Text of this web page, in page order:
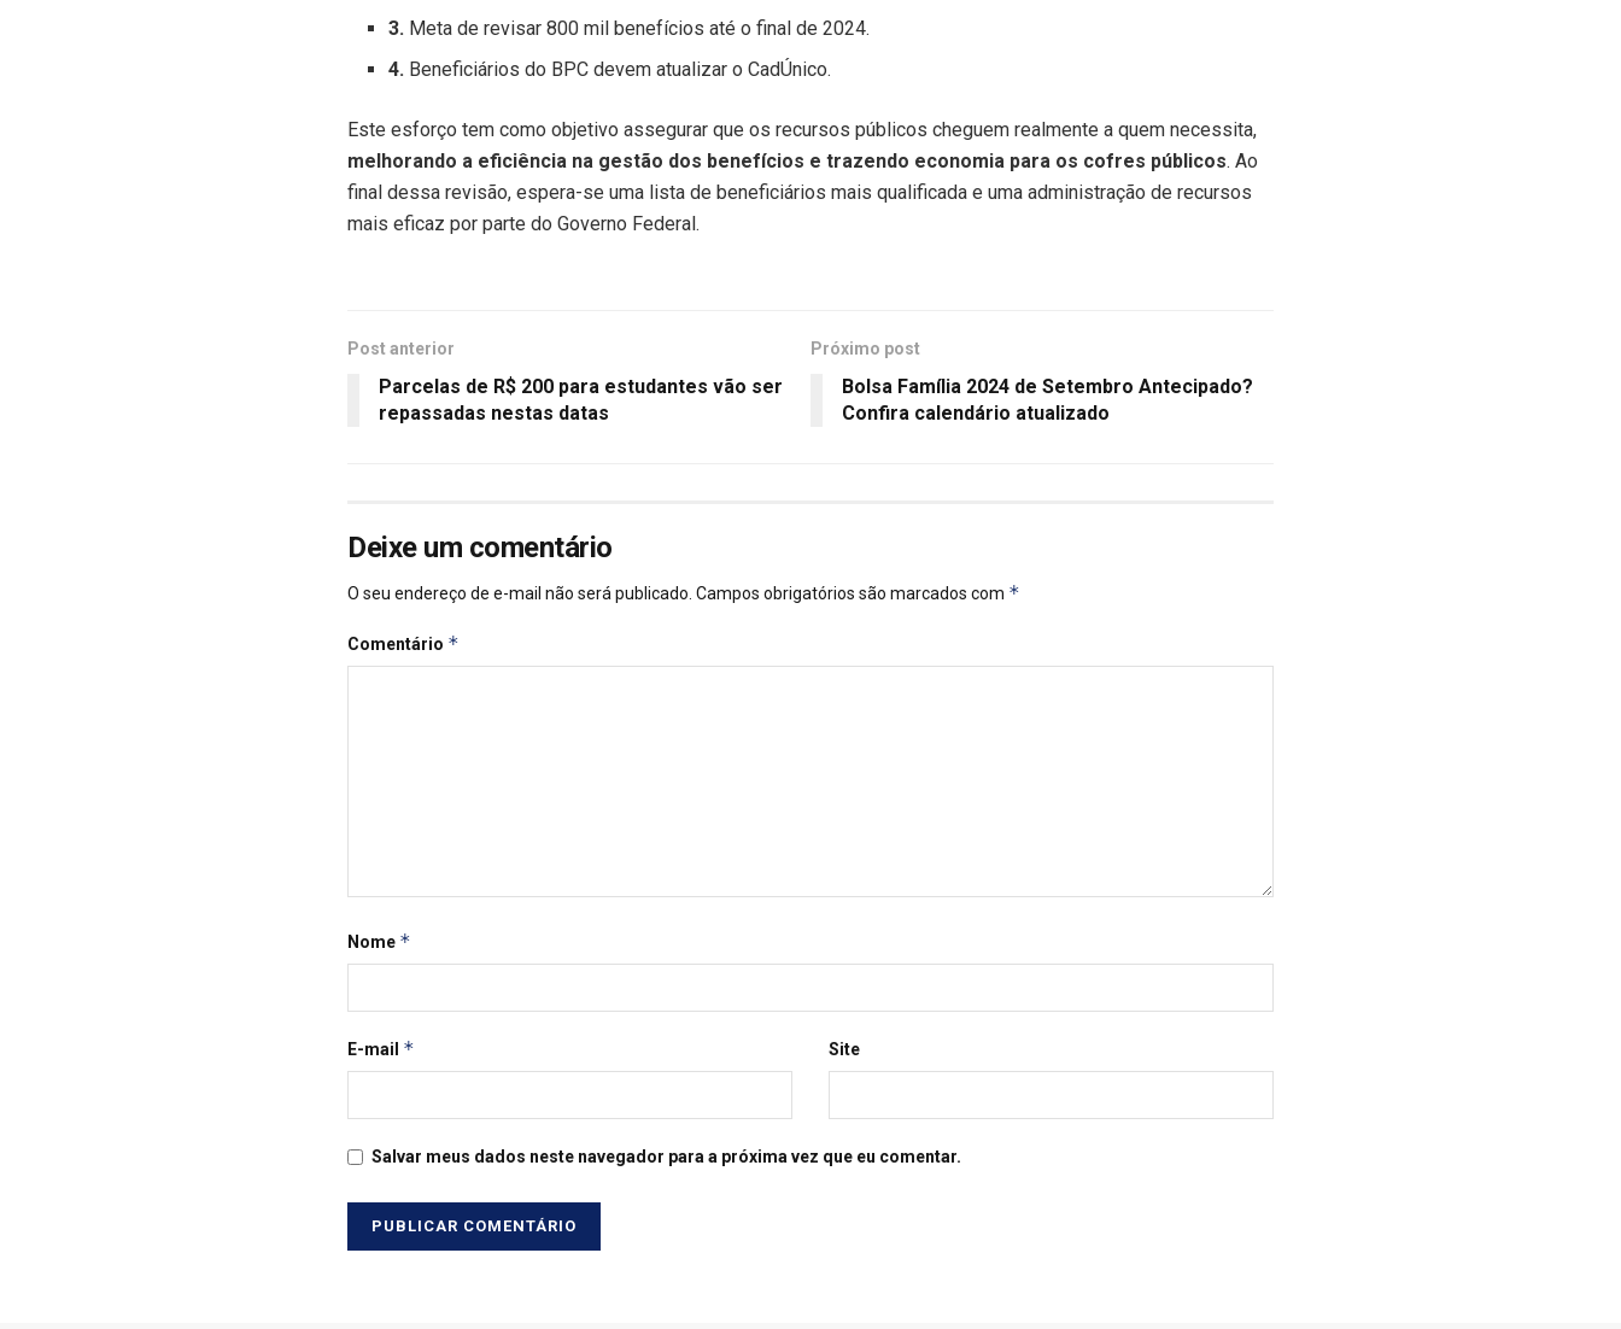
3. Meta de revisar 800 mil benefícios até o final de 2024.
4. Beneficiários do BPC devem atualizar o CadÚnico.
Este esforço tem como objetivo assegurar que os recursos públicos cheguem realmente a quem necessita,
melhorando a eficiência na gestão dos benefícios e trazendo economia para os cofres públicos. Ao
final dessa revisão, espera-se uma lista de beneficiários mais qualificada e uma administração de recursos
mais eficaz por parte do Governo Federal.
Post anterior
Parcelas de R$ 200 para estudantes vão ser
repassadas nestas datas
Próximo post
Bolsa Família 2024 de Setembro Antecipado?
Confira calendário atualizado
Deixe um comentário
O seu endereço de e-mail não será publicado. Campos obrigatórios são marcados com *
Comentário *
Nome *
E-mail * Site
Salvar meus dados neste navegador para a próxima vez que eu comentar.